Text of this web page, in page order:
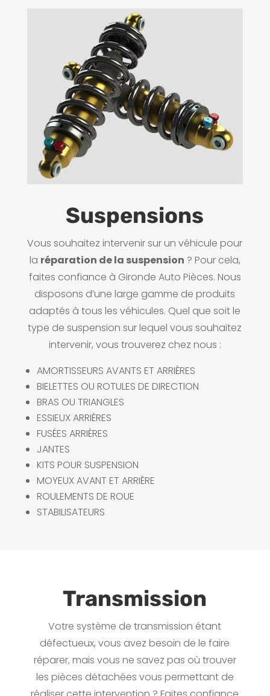
Suspensions
Vous souhaitez intervenir sur un véhicule pour
la réparation de la suspension ? Pour cela,
faites confiance à Gironde Auto Pièces. Nous
disposons d’une large gamme de produits
adaptés à tous les véhicules. Quel que soit le
type de suspension sur lequel vous souhaitez
intervenir, vous trouverez chez nous :
AMORTISSEURS AVANTS ET ARRIÈRES
BIELETTES OU ROTULES DE DIRECTION
BRAS OU TRIANGLES
ESSIEUX ARRIÈRES
FUSÉES ARRIÈRES
JANTES
KITS POUR SUSPENSION
MOYEUX AVANT ET ARRIÈRE
ROULEMENTS DE ROUE
STABILISATEURS
Transmission
Votre système de transmission étant
défectueux, vous avez besoin de le faire
réparer, mais vous ne savez pas où trouver
les pièces détachées vous permettant de